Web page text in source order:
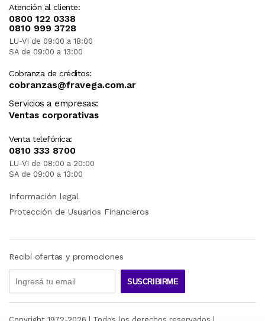
Atención al cliente:
0800 122 0338
0810 999 3728
LU-VI de 09:00 a 18:00
SA de 09:00 a 13:00
Cobranza de créditos:
cobranzas@fravega.com.ar
Servicios a empresas:
Ventas corporativas
Venta telefónica:
0810 333 8700
LU-VI de 08:00 a 20:00
SA de 09:00 a 13:00
Información legal
Protección de Usuarios Financieros
Recibí ofertas y promociones
SUSCRIBIRME